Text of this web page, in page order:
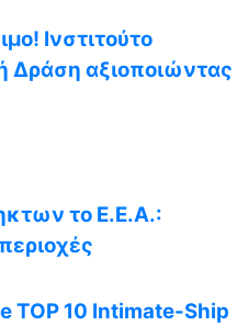
Ινστιτούτο
Δράση αξιοποιώντας
το Ε.Ε.Α.:
TOP 10 Intimate-Ship